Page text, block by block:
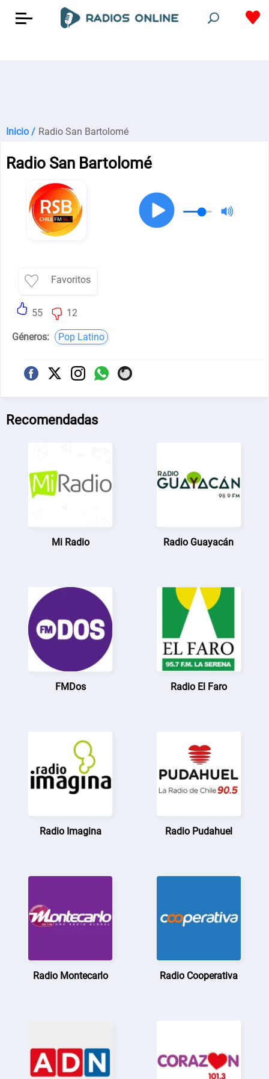
Inicio / Radio San Bartolomé
Radio San Bartolomé
Favoritos
55 12
Géneros: Pop Latino
Recomendadas
Mi Radio Radio Guayacán
FMDos Radio El Faro
Radio Imagina Radio Pudahuel
Radio Montecarlo Radio Cooperativa